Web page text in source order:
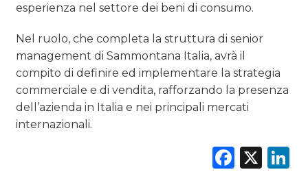
esperienza nel settore dei beni di consumo.
Nel ruolo, che completa la struttura di senior
management di Sammontana Italia, avrà il
compito di definire ed implementare la strategia
commerciale e di vendita, rafforzando la presenza
dell’azienda in Italia e nei principali mercati
internazionali.
X